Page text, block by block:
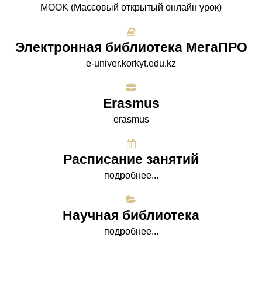
МООK (Массовый открытый онлайн урок)
Электронная библиотека МегаПРО
e-univer.korkyt.edu.kz
Erasmus
erasmus
Расписание занятий
подробнее...
Научная библиотека
подробнее...